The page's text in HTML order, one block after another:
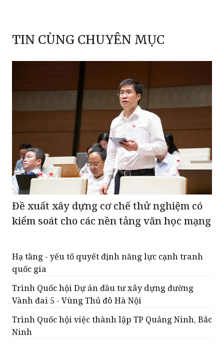
TIN CÙNG CHUYÊN MỤC
Đề xuất xây dựng cơ chế thử nghiệm có
kiểm soát cho các nền tảng văn học mạng
Hạ tầng - yếu tố quyết định năng lực cạnh tranh
quốc gia
Trình Quốc hội Dự án đầu tư xây dựng đường
Vành đai 5 - Vùng Thủ đô Hà Nội
Trình Quốc hội việc thành lập TP Quảng Ninh, Bắc
Ninh